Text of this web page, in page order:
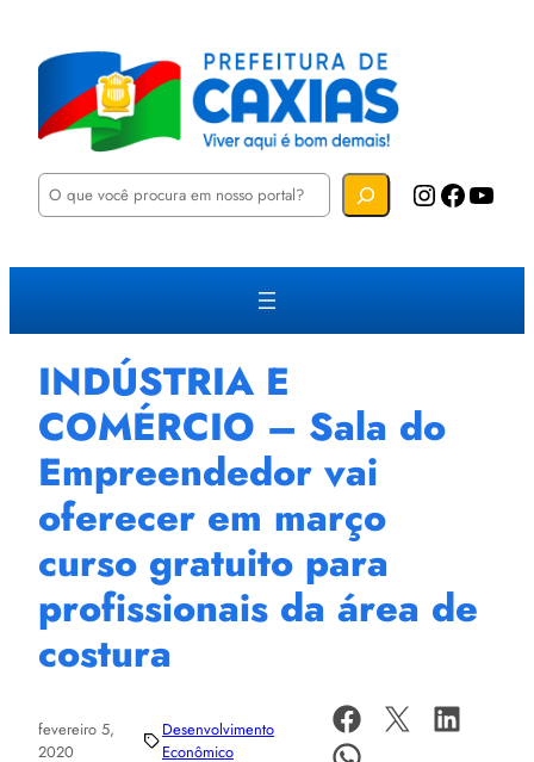
P
u
a
Instagram Facebook YouTube
INDÚSTRIA E
COMÉRCIO – Sala do
Empreendedor vai
oferecer em março
curso gratuito para
profissionais da área de
costura
fevereiro 5,
2020
Desenvolvimento
Econômico